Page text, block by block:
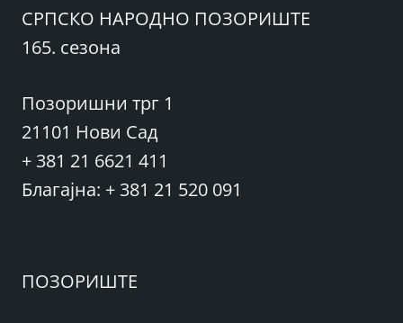
СРПСКО НАРОДНО ПОЗОРИШТЕ
165. сезона
Позоришни трг 1
21101 Нови Сад
+ 381 21 6621 411
Благајна: + 381 21 520 091
ПОЗОРИШТЕ